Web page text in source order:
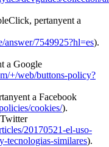
pertanyent a
answer/7549925?hl=es).
a Google
+/web/buttons-policy?
a Facebook
cookies/).
20170521-el-uso-
tecnologias-similares).